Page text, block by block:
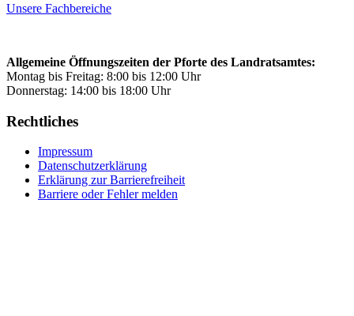
Unsere Fachbereiche
Allgemeine Öffnungszeiten der Pforte des Landratsamtes:
Montag bis Freitag: 8:00 bis 12:00 Uhr
Donnerstag: 14:00 bis 18:00 Uhr
Rechtliches
Impressum
Datenschutzerklärung
Erklärung zur Barrierefreiheit
Barriere oder Fehler melden